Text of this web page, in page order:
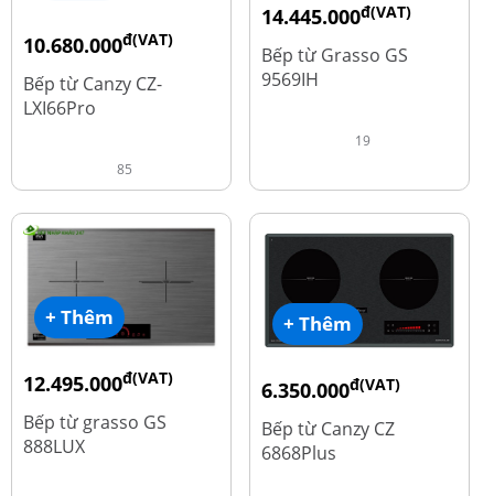
10.680.000đ(VAT)
Bếp từ Canzy CZ-
LXI66Pro
85
14.445.000đ(VAT)
19.260.000
Bếp từ Grasso GS
9569IH
19
+ Thêm
12.495.000đ(VAT)
16.660.000
Bếp từ grasso GS
888LUX
+ Thêm
6.350.000đ(VAT)
Bếp từ Canzy CZ
6868Plus